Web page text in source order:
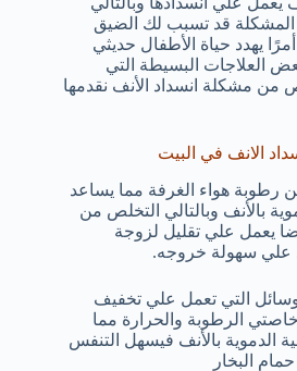
قد تسبب لك الضيق
يهدد حياة الأطفال حديثي
العلاجات البسيطة التي
من مشكلة انسداد الأنف نقدمها
الانف في البيت
رطوبة هواء الغرفة مما يساعد
بالأنف وبالتالي التخلص من
يعمل علي تقليل لزوجة
علي سهولة خروجه.
التي تعمل علي تخفيف
خاصتي الرطوبة والحرارة مما
الدموية بالأنف فيسهل التنفس
البخار